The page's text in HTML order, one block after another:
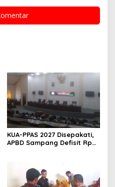
KUA-PPAS 2027 Disepakati,
APBD Sampang Defisit Rp